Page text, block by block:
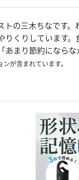
トの三木ちなです
りくりしています。
あまり節約になら
が含まれています。